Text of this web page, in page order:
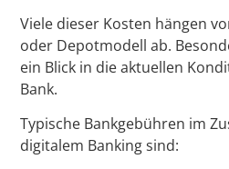
Viele dieser Kosten hängen
oder Depotmodell ab.
ein Blick in die aktuellen
Bank.
Typische Bankgebühren im
digitalem Banking sind: